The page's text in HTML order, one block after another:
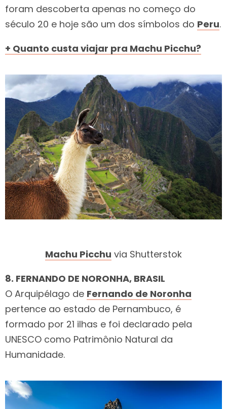
foram descoberta apenas no começo do
século 20 e hoje são um dos símbolos do Peru.
+ Quanto custa viajar pra Machu Picchu?
Machu Picchu via Shutterstok
8. FERNANDO DE NORONHA, BRASIL
O Arquipélago de Fernando de Noronha
pertence ao estado de Pernambuco, é
formado por 21 ilhas e foi declarado pela
UNESCO como Patrimônio Natural da
Humanidade.